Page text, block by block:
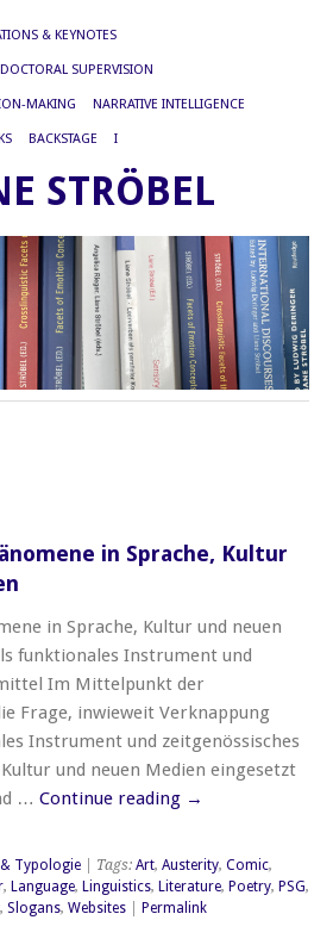
& KEYNOTES
SUPERVISION
MAKING NARRATIVE INTELLIGENCE
BACKSTAGE I
STRÖBEL
in Sprache, Kultur
in Sprache, Kultur und neuen
funktionales Instrument und
Im Mittelpunkt der
Frage, inwieweit Verknappung
Instrument und zeitgenössisches
und neuen Medien eingesetzt
… Continue reading →
Typologie | Tags: Art, Austerity, Comic,
, Language, Linguistics, Literature, Poetry, PSG,
, Slogans, Websites Permalink